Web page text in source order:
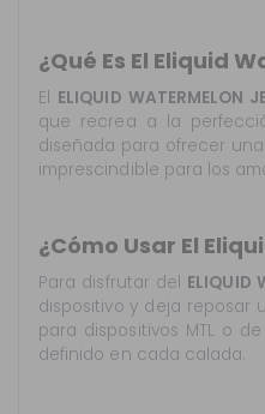
¿Qué Es El Eliquid
El ELIQUID WATERMELON
que recrea a la
diseñada para ofrecer
imprescindible para los
¿Cómo Usar El
Para disfrutar del ELIQUID
dispositivo y deja reposar
para dispositivos MTL o
definido en cada calada.